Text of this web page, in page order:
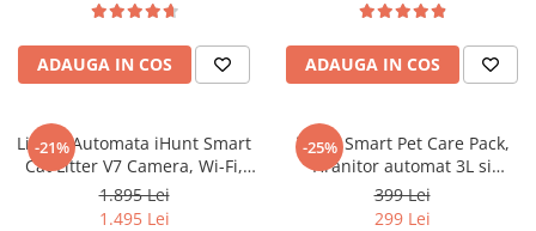
Pisici de Toate Dimensiunile
ADAUGA IN COS ADAUGA IN COS
-21%
Litiera Automata iHunt Smart
Cat Litter V7 Camera, Wi-Fi,
Senzori, Camera video,
Aplicatie Smart
1.895 Lei
1.495 Lei
-25%
iHunt Smart Pet Care Pack,
Hranitor automat 3L si
fantana apa 2L pentru
animale de companie
399 Lei
299 Lei